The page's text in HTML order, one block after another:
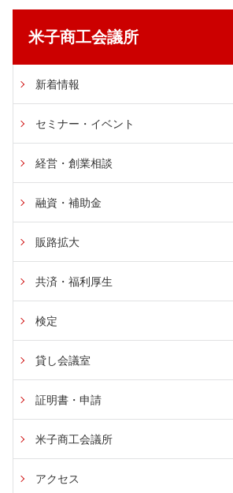
米子商工会議所
新着情報
セミナー・イベント
経営・創業相談
融資・補助金
販路拡大
共済・福利厚生
検定
貸し会議室
証明書・申請
米子商工会議所
アクセス